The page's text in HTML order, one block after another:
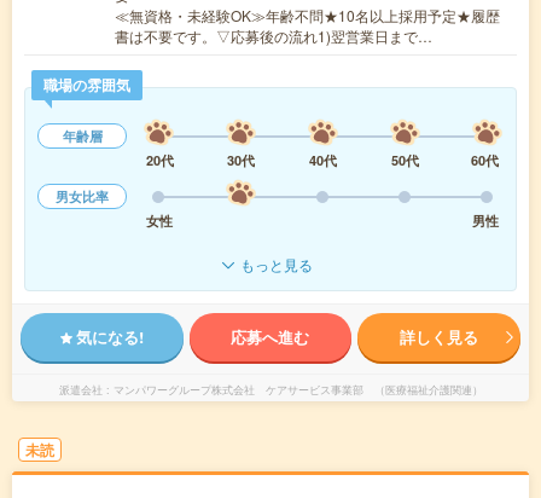
≪無資格・未経験OK≫年齢不問★10名以上採用予定★履歴
書は不要です。▽応募後の流れ1)翌営業日まで…
職場の雰囲気
年齢層
20代
30代 40代 50代
60代
男女比率
女性
男性
もっと見る
気になる! 応募へ進む 詳しく見る
派遣会社 マンパワーグループ株式会社 ケアサービス事業部 （医療福祉介護関連）
未読